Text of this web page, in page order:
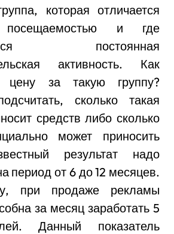
которая отличается
посещаемостью и где
постоянная
активность. Как
цену за такую группу?
сколько такая
средств либо сколько
может приносить
результат надо
период от 6 до 12 месяцев.
при продаже рекламы
за месяц заработать 5
Данный показатель